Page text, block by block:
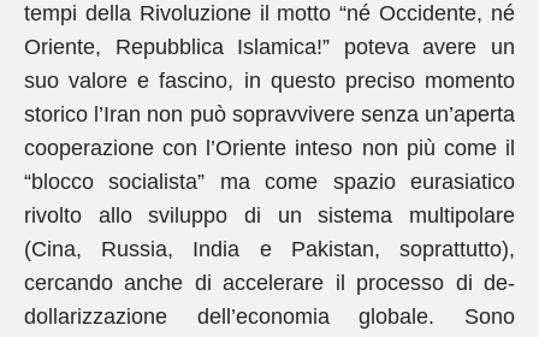
tempi della Rivoluzione il motto “né Occidente, né
Oriente, Repubblica Islamica!” poteva avere un
suo valore e fascino, in questo preciso momento
storico l’Iran non può sopravvivere senza un’aperta
cooperazione con l’Oriente inteso non più come il
“blocco socialista” ma come spazio eurasiatico
rivolto allo sviluppo di un sistema multipolare
(Cina, Russia, India e Pakistan, soprattutto),
cercando anche di accelerare il processo di de-
dollarizzazione dell’economia globale. Sono